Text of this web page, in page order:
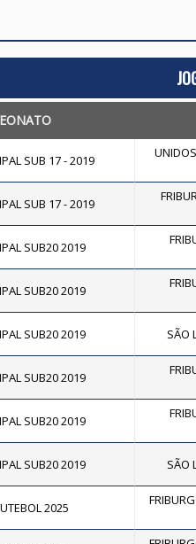
SUB 17 - 2019
SUB 17 - 2019
SUB20 2019
SUB20 2019
SUB20 2019 SÃO
SUB20 2019
SUB20 2019
SUB20 2019 SÃO
2025